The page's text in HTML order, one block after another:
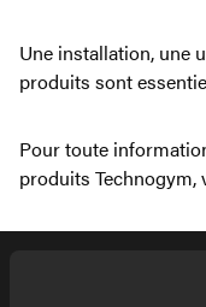
Une installation, une
produits sont
Pour toute
produits Technogym,